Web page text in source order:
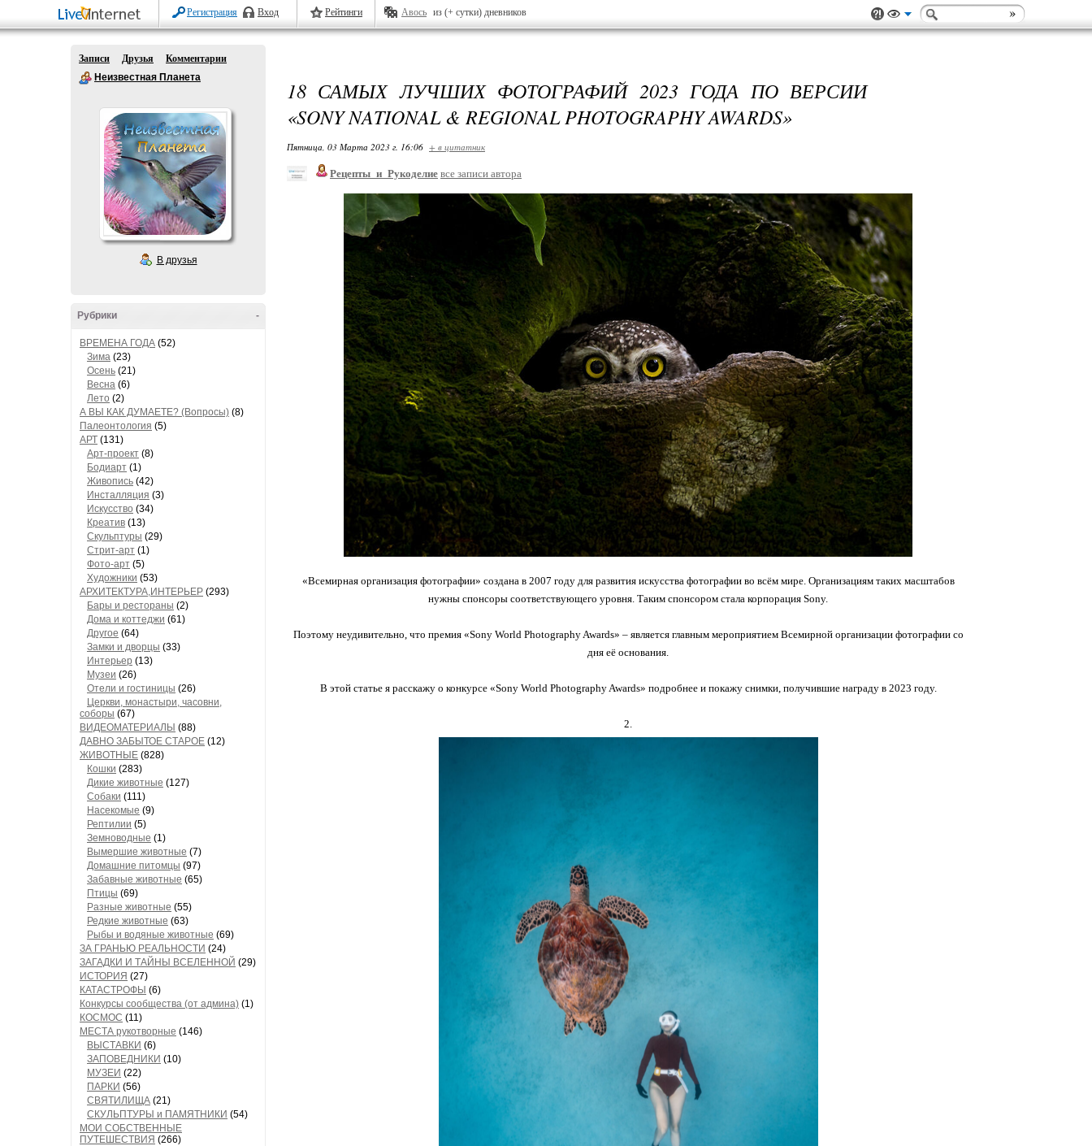
Регистрация Вход Рейтинги Авось из (+ сутки) дневников
Записи Друзья
Комментарии
Неизвестная Планета
В друзья
-
Рубрики
ВРЕМЕНА ГОДА (52)
Зима (23)
Осень (21)
Весна (6)
Лето (2)
А ВЫ КАК ДУМАЕТЕ? (Вопросы) (8)
Палеонтология (5)
АРТ (131)
Арт-проект (8)
Бодиарт (1)
Живопись (42)
Инсталляция (3)
Искусство (34)
Креатив (13)
Скульптуры (29)
Стрит-арт (1)
Фото-арт (5)
Художники (53)
АРХИТЕКТУРА,ИНТЕРЬЕР (293)
Бары и рестораны (2)
Дома и коттеджи (61)
Другое (64)
Замки и дворцы (33)
Интерьер (13)
Музеи (26)
Отели и гостиницы (26)
Церкви, монастыри, часовни,
соборы (67)
ВИДЕОМАТЕРИАЛЫ (88)
ДАВНО ЗАБЫТОЕ СТАРОЕ (12)
ЖИВОТНЫЕ (828)
Кошки (283)
Дикие животные (127)
Собаки (111)
Насекомые (9)
Рептилии (5)
Земноводные (1)
Вымершие животные (7)
Домашние питомцы (97)
Забавные животные (65)
Птицы (69)
Разные животные (55)
Редкие животные (63)
Рыбы и водяные животные (69)
ЗА ГРАНЬЮ РЕАЛЬНОСТИ (24)
ЗАГАДКИ И ТАЙНЫ ВСЕЛЕННОЙ (29)
ИСТОРИЯ (27)
КАТАСТРОФЫ (6)
Конкурсы сообщества (от админа) (1)
КОСМОС (11)
МЕСТА рукотворные (146)
ВЫСТАВКИ (6)
ЗАПОВЕДНИКИ (10)
МУЗЕИ (22)
ПАРКИ (56)
СВЯТИЛИЩА (21)
СКУЛЬПТУРЫ и ПАМЯТНИКИ (54)
МОИ СОБСТВЕННЫЕ
ПУТЕШЕСТВИЯ (266)
18 САМЫХ ЛУЧШИХ ФОТОГРАФИЙ 2023 ГОДА ПО ВЕРСИИ
«SONY NATIONAL & REGIONAL PHOTOGRAPHY AWARDS»
Пятница, 03 Марта 2023 г. 16:06 + в цитатник
Рецепты_и_Рукоделие все записи автора
«Всемирная организация фотографии» создана в 2007 году для развития искусства фотографии во всём мире. Организациям таких масштабов
нужны спонсоры соответствующего уровня. Таким спонсором стала корпорация Sony.
Поэтому неудивительно, что премия «Sony World Photography Awards» – является главным мероприятием Всемирной организации фотографии со
дня её основания.
В этой статье я расскажу о конкурсе «Sony World Photography Awards» подробнее и покажу снимки, получившие награду в 2023 году.
2.